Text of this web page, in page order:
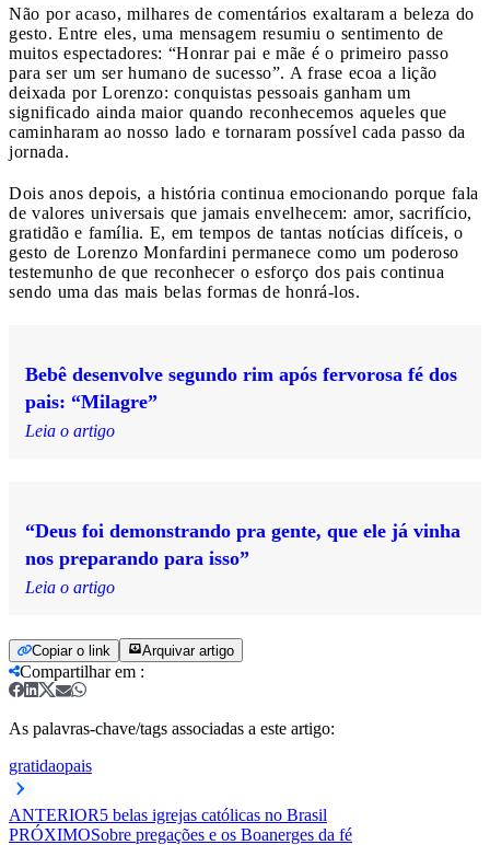
Não por acaso, milhares de comentários exaltaram a beleza do
gesto. Entre eles, uma mensagem resumiu o sentimento de
muitos espectadores: “Honrar pai e mãe é o primeiro passo
para ser um ser humano de sucesso”. A frase ecoa a lição
deixada por Lorenzo: conquistas pessoais ganham um
significado ainda maior quando reconhecemos aqueles que
caminharam ao nosso lado e tornaram possível cada passo da
jornada.
Dois anos depois, a história continua emocionando porque fala
de valores universais que jamais envelhecem: amor, sacrifício,
gratidão e família. E, em tempos de tantas notícias difíceis, o
gesto de Lorenzo Monfardini permanece como um poderoso
testemunho de que reconhecer o esforço dos pais continua
sendo uma das mais belas formas de honrá-los.
Bebê desenvolve segundo rim após fervorosa fé dos
pais: “Milagre”
Leia o artigo
“Deus foi demonstrando pra gente, que ele já vinha
nos preparando para isso”
Leia o artigo
Copiar o link Arquivar artigo
Compartilhar em :
As palavras-chave/tags associadas a este artigo:
gratidaopais
ANTERIOR5 belas igrejas católicas no Brasil
PRÓXIMOSobre pregações e os Boanerges da fé